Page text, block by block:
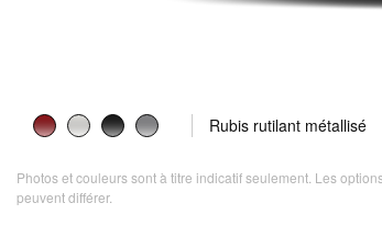
Rubis rutilant métallisé
Photos et couleurs sont à titre indicatif seulement. Les
peuvent différer.